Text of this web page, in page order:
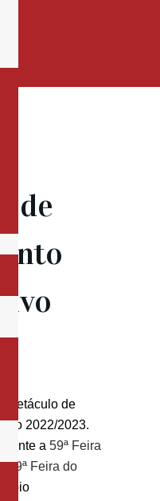
de
de
2022/2023.
a 59ª Feira
69ª Feira do